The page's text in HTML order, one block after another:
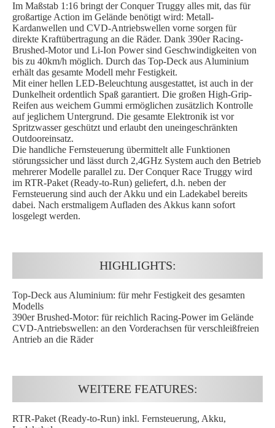
Im Maßstab 1:16 bringt der Conquer Truggy alles mit, das für
großartige Action im Gelände benötigt wird: Metall-
Kardanwellen und CVD-Antriebswellen vorne sorgen für
direkte Kraftübertragung an die Räder. Dank 390er Racing-
Brushed-Motor und Li-Ion Power sind Geschwindigkeiten von
bis zu 40km/h möglich. Durch das Top-Deck aus Aluminium
erhält das gesamte Modell mehr Festigkeit.
Mit einer hellen LED-Beleuchtung ausgestattet, ist auch in der
Dunkelheit ordentlich Spaß garantiert. Die großen High-Grip-
Reifen aus weichem Gummi ermöglichen zusätzlich Kontrolle
auf jeglichem Untergrund. Die gesamte Elektronik ist vor
Spritzwasser geschützt und erlaubt den uneingeschränkten
Outdooreinsatz.
Die handliche Fernsteuerung übermittelt alle Funktionen
störungssicher und lässt durch 2,4GHz System auch den Betrieb
mehrerer Modelle parallel zu. Der Conquer Race Truggy wird
im RTR-Paket (Ready-to-Run) geliefert, d.h. neben der
Fernsteuerung sind auch der Akku und ein Ladekabel bereits
dabei. Nach erstmaligem Aufladen des Akkus kann sofort
losgelegt werden.
HIGHLIGHTS:
Top-Deck aus Aluminium: für mehr Festigkeit des gesamten
Modells
390er Brushed-Motor: für reichlich Racing-Power im Gelände
CVD-Antriebswellen: an den Vorderachsen für verschleißfreien
Antrieb an die Räder
WEITERE FEATURES:
RTR-Paket (Ready-to-Run) inkl. Fernsteuerung, Akku,